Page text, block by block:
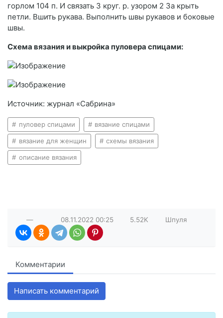
горлом 104 п. И связать 3 круг. р. узором 2 За крыть
петли. Вшить рукава. Выполнить швы рукавов и боковые
швы.
Схема вязания и выкройка пуловера спицами:
Источник: журнал «Сабрина»
пуловер спицами вязание спицами
вязание для женщин схемы вязания
описание вязания
— 08.11.2022 00:25 5.52K Шпуля
Комментарии
Написать комментарий